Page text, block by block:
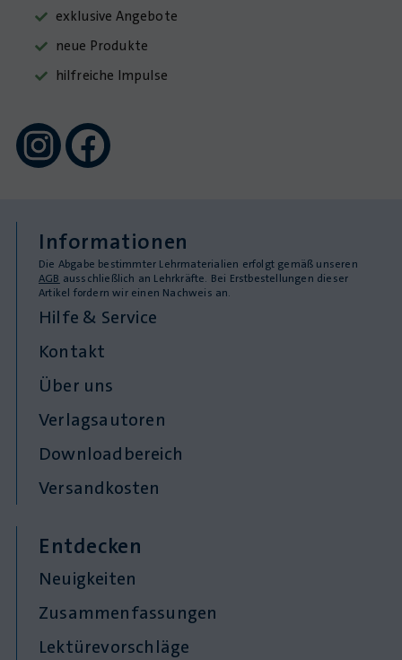
exklusive Angebote
neue Produkte
hilfreiche Impulse
Informationen
Die Abgabe bestimmter Lehrmaterialien erfolgt gemäß unseren
AGB ausschließlich an Lehrkräfte. Bei Erstbestellungen dieser
Artikel fordern wir einen Nachweis an.
Hilfe & Service
Kontakt
Über uns
Verlagsautoren
Downloadbereich
Versandkosten
Entdecken
Neuigkeiten
Zusammenfassungen
Lektürevorschläge